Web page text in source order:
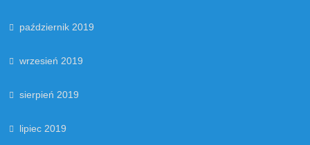
październik 2019
wrzesień 2019
sierpień 2019
lipiec 2019